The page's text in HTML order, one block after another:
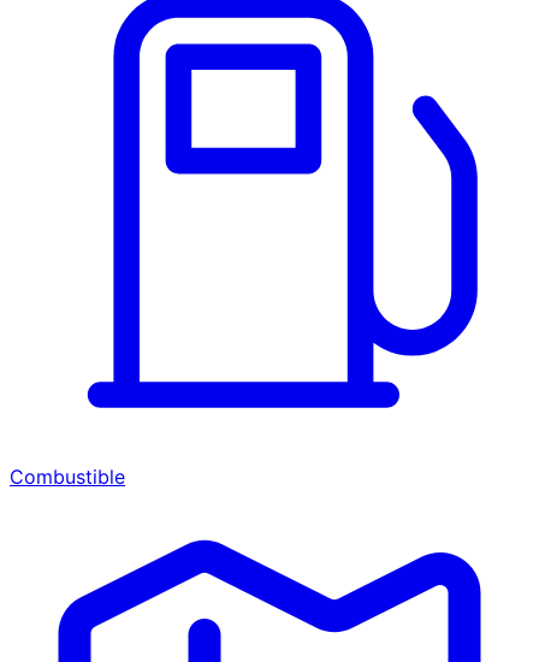
Combustible